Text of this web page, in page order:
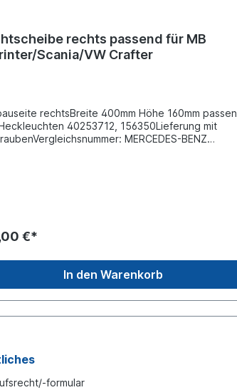
rechts passend für MB
Scania/VW Crafter
rechtsBreite 400mm Höhe 160mm
40253712, 156350Lieferung mit
MERCEDES-BENZ
€*
In den Warenkorb
formular